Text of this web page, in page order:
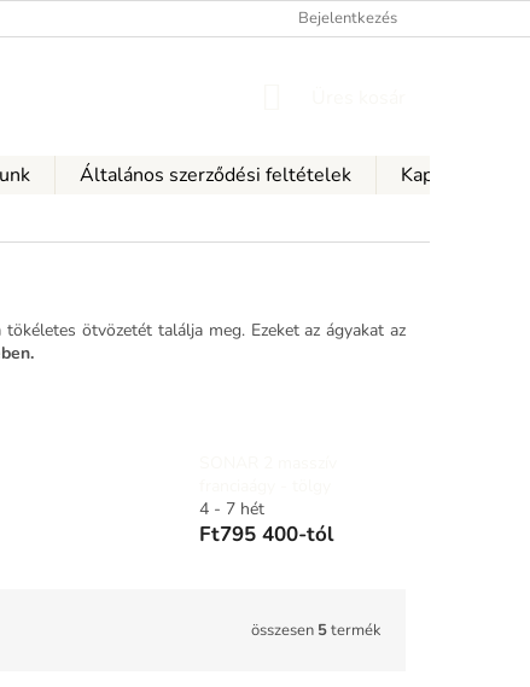
FELTÉTELEK A SZEMÉLYES ADATOK VÉDELMÉNEK FELTÉTELEI
Bejelentkezés
Általános szerződési feltételek
tökéletes ötvözetét találja meg. Ezeket az ágyakat az
4 - 7 hét
Ft795 400-tól
összesen 5termék